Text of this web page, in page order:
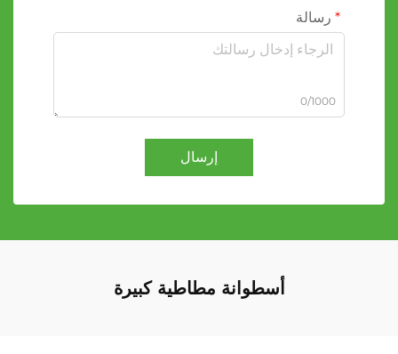
رسالة
0/1000
إرسال
أسطوانة مطاطية كبيرة